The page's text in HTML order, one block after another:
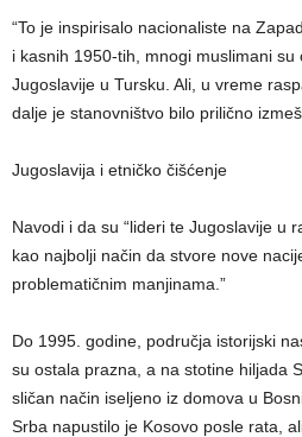
“To je inspirisalo nacionaliste na
i kasnih 1950-tih, mnogi muslimani
Jugoslavije u Tursku. Ali, u vreme
dalje je stanovništvo bilo prilično
Jugoslavija i etničko čišćenje
Navodi i da su “lideri te Jugoslavije u
kao najbolji način da stvore nove
problematičnim manjinama.”
Do 1995. godine, područja istorijski
su ostala prazna, a na stotine hiljada
sličan način iseljeno iz domova u
Srba napustilo je Kosovo posle rata,